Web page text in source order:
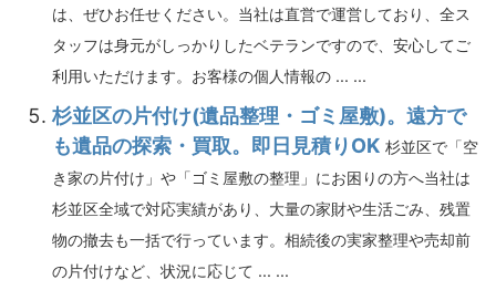
は、ぜひお任せください。当社は直営で運営しており、全ス
タッフは身元がしっかりしたベテランですので、安心してご
利用いただけます。お客様の個人情報の ... ...
杉並区の片付け(遺品整理・ゴミ屋敷)。遠方で
も遺品の探索・買取。即日見積りOK 杉並区で「空
き家の片付け」や「ゴミ屋敷の整理」にお困りの方へ当社は
杉並区全域で対応実績があり、大量の家財や生活ごみ、残置
物の撤去も一括で行っています。相続後の実家整理や売却前
の片付けなど、状況に応じて ... ...